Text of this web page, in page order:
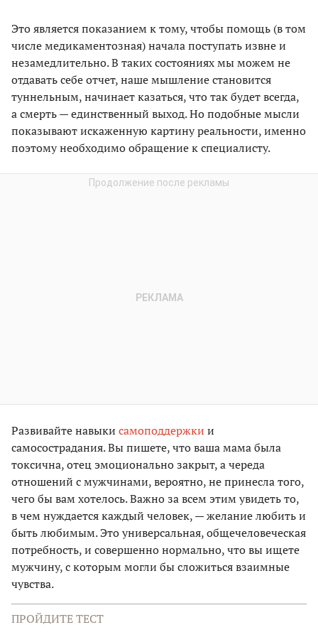
Это является показанием к тому, чтобы помощь (в том
числе медикаментозная) начала поступать извне и
незамедлительно. В таких состояниях мы можем не
отдавать себе отчет, наше мышление становится
туннельным, начинает казаться, что так будет всегда,
а смерть — единственный выход. Но подобные мысли
показывают искаженную картину реальности, именно
поэтому необходимо обращение к специалисту.
Развивайте навыки самоподдержки и
самосострадания. Вы пишете, что ваша мама была
токсична, отец эмоционально закрыт, а череда
отношений с мужчинами, вероятно, не принесла того,
чего бы вам хотелось. Важно за всем этим увидеть то,
в чем нуждается каждый человек, — желание любить и
быть любимым. Это универсальная, общечеловеческая
потребность, и совершенно нормально, что вы ищете
мужчину, с которым могли бы сложиться взаимные
чувства.
ПРОЙДИТЕ ТЕСТ